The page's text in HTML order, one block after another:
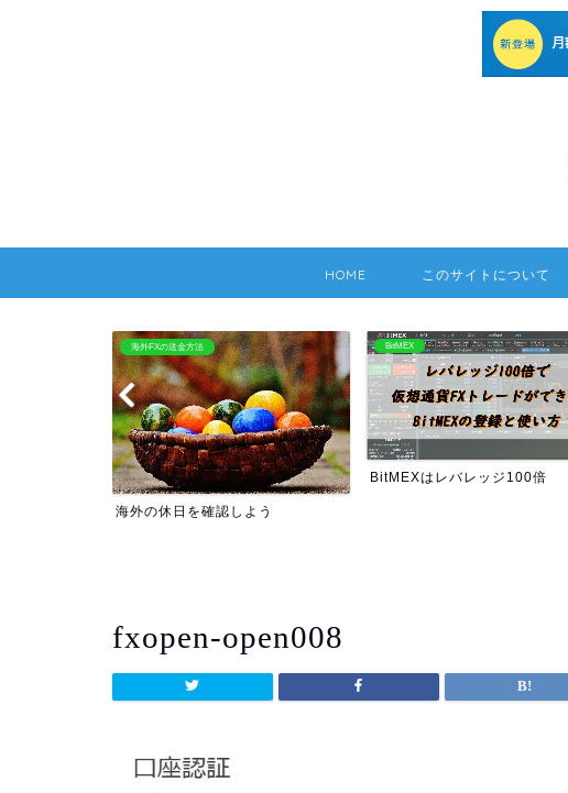
HOME このサイトについて
BitMEX
BitMEXはレバレッジ100倍
海外FX：Hotforex
HOTFOREXの情報まとめ
fxopen-open008